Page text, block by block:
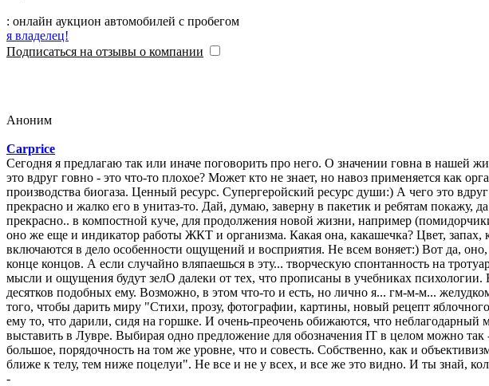
: онлайн аукцион автомобилей с пробегом
я владелец!
Подписаться на отзывы о компании
Аноним
Carprice
Сегодня я предлагаю так или иначе поговорить про него. О значении говна в нашей жизни:) Если сможете, отнеситесь с
это вдруг говно - это что-то плохое? Может кто не знает, но навоз применяется как органическое удобрение, в качестве топлива, для производства бумаги, в строительных целях, для
производства биогаза. Ценный ресурс. Супергеройский ресурс души:) А чего это вдруг говно - это что-то плохое? Спросите вы. Дык воняет! -))) Допустим, решил я признать, что говно -
прекрасно и жалко его в унитаз-то. Дай, думаю, заверну в пакетик и ребятам покажу, да
прекрасно.. в компостной куче, для продолжения новой жизни, например
оно же еще и индикатор работы ЖКТ и организма. Какая она, какашечка? Цвет, запах, консистенция?
включаются в дело особенности ощущений и восприятия. Не всем воняет:) Вот да, оно, родимое,прекраснона своем месте. То бишь, в компостной куче в унитазе, в пробирке для анализа, в
конце концов. А если случайно вляпаешься в эту... творческую спонтанность на
мысли и ощущения будут зелО далеки от тех, что прописаны в учебниках
десятков подобных ему. Возможно, в этом что-то и есть, но лично я... гм-м-м... желудком слабоват для такого концептуализма. Реплика в сторону: увы и ах, некоторые так и не дорастают до
того, чтобы дарить миру "Стихи, прозу, фотографии, картины, новый рецепт яблочного пирога, крафтовое пиво, приложение для смартфона, книгу про какашку." Так и продолжают дарить
ему то, что дарили, сидя на горшке. И очень-преочень обижаются, что
выставить в Лувре. Выбирая одно предложение для обозначения IT в целом можно так - "не трожь девочку босса". Пусть девочка и вовсе не девочка программист, а босс и вовсе не босс. Эго
большое, порядочность на том же уровне, что и совесть. Собственно, как и
ближе к телу, тем ниже
-